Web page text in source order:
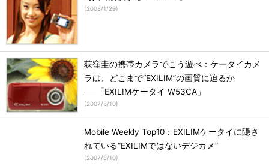
(2008/1/29)
荻窪圭の携帯カメラでこう遊べ：ケータイカメ
ラは、どこまで“EXILIM”の画質に迫るか
──「EXILIMケータイ W53CA」
(2007/8/10)
Mobile Weekly Top10：EXILIMケータイに隠さ
れている“EXILIMではないデジカメ”
(2007/8/10)